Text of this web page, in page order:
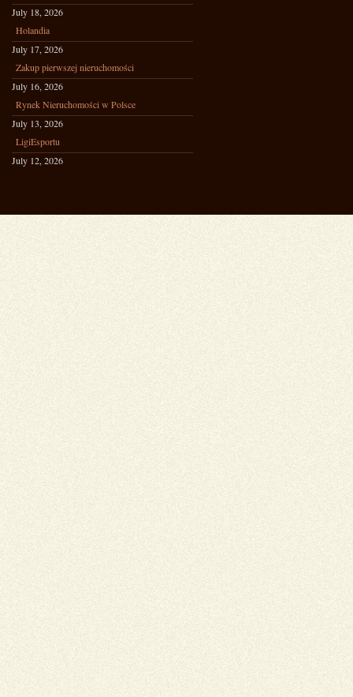
July 18, 2026
Holandia
July 17, 2026
Zakup pierwszej nieruchomości
July 16, 2026
Rynek Nieruchomości w Polsce
July 13, 2026
LigiEsportu
July 12, 2026